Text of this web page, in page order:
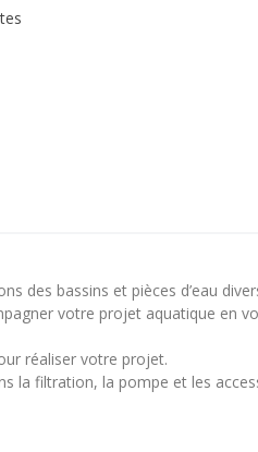
des bassins et pièces d’eau
votre projet aquatique en
réaliser votre projet.
la filtration, la pompe et les